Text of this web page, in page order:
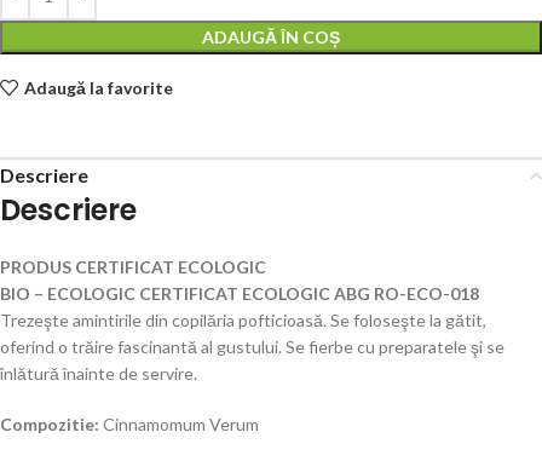
ADAUGĂ ÎN COȘ
Adaugă la favorite
Descriere
Descriere
PRODUS CERTIFICAT ECOLOGIC
BIO – ECOLOGIC CERTIFICAT ECOLOGIC ABG RO-ECO-018
Trezeşte amintirile din copilăria pofticioasă. Se foloseşte la gătit,
oferind o trăire fascinantă al gustului. Se fierbe cu preparatele şi se
înlătură înainte de servire.
Compozitie: Cinnamomum Verum